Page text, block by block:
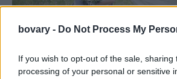
bovary - Do Not Process My
If you wish to opt-out of the sale, sharing
processing of your personal or sensitive